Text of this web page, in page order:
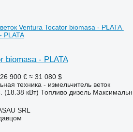
PLATA
biomasa - PLATA
26 900 € ≈ 31 080 $
техника - измельчитель веток
(18.38 кВт) Топливо дизель
SRL